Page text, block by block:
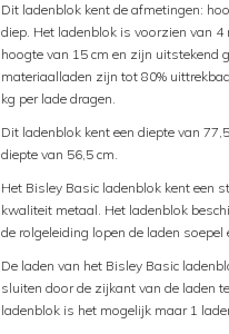
Dit ladenblok kent de afmetingen:
diep. Het ladenblok is voorzien van
hoogte van 15 cm en zijn uitstekend
materiaalladen zijn tot 80%
kg per lade dragen.
Dit ladenblok kent een diepte van
diepte van 56,5 cm.
Het Bisley Basic ladenblok kent een
kwaliteit metaal. Het ladenblok
de rolgeleiding lopen de laden
De laden van het Bisley Basic
sluiten door de zijkant van de laden
ladenblok is het mogelijk maar 1